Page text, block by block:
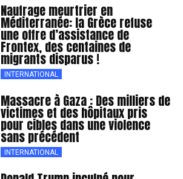
Naufrage meurtrier en
Méditerranée: la Grèce refuse
une offre d’assistance de
Frontex, des centaines de
migrants disparus !
INTERNATIONAL
Massacre à Gaza : Des milliers de
victimes et des hôpitaux pris
pour cibles dans une violence
sans précédent
INTERNATIONAL